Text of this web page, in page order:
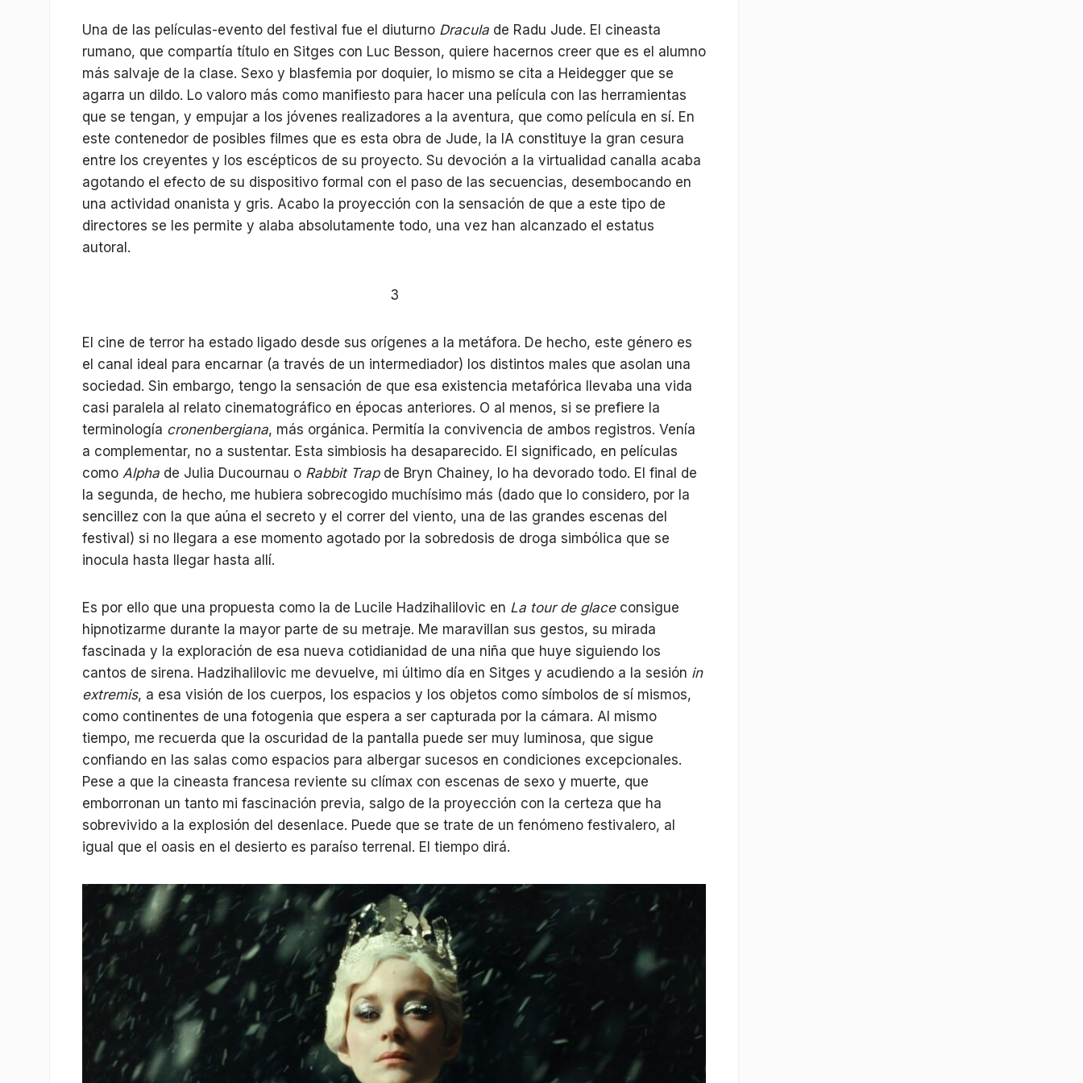
Una de las películas-evento del festival fue el diuturno Dracula de Radu Jude. El cineasta
rumano, que compartía título en Sitges con Luc Besson, quiere hacernos creer que es el alumno
más salvaje de la clase. Sexo y blasfemia por doquier, lo mismo se cita a Heidegger que se
agarra un dildo. Lo valoro más como manifiesto para hacer una película con las herramientas
que se tengan, y empujar a los jóvenes realizadores a la aventura, que como película en sí. En
este contenedor de posibles filmes que es esta obra de Jude, la IA constituye la gran cesura
entre los creyentes y los escépticos de su proyecto. Su devoción a la virtualidad canalla acaba
agotando el efecto de su dispositivo formal con el paso de las secuencias, desembocando en
una actividad onanista y gris. Acabo la proyección con la sensación de que a este tipo de
directores se les permite y alaba absolutamente todo, una vez han alcanzado el estatus
autoral.
3
El cine de terror ha estado ligado desde sus orígenes a la metáfora. De hecho, este género es
el canal ideal para encarnar (a través de un intermediador) los distintos males que asolan una
sociedad. Sin embargo, tengo la sensación de que esa existencia metafórica llevaba una vida
casi paralela al relato cinematográfico en épocas anteriores. O al menos, si se prefiere la
terminología cronenbergiana, más orgánica. Permitía la convivencia de ambos registros. Venía
a complementar, no a sustentar. Esta simbiosis ha desaparecido. El significado, en películas
como Alpha de Julia Ducournau o Rabbit Trapde Bryn Chainey, lo ha devorado todo. El final de
la segunda, de hecho, me hubiera sobrecogido muchísimo más (dado que lo considero, por la
sencillez con la que aúna el secreto y el correr del viento, una de las grandes escenas del
festival) si no llegara a ese momento agotado por la sobredosis de droga simbólica que se
inocula hasta llegar hasta allí.
Es por ello que una propuesta como la de Lucile Hadzihalilovic en La tour de glaceconsigue
hipnotizarme durante la mayor parte de su metraje. Me maravillan sus gestos, su mirada
fascinada y la exploración de esa nueva cotidianidad de una niña que huye siguiendo los
cantos de sirena. Hadzihalilovic me devuelve, mi último día en Sitges y acudiendo a la sesión in
extremis, a esa visión de los cuerpos, los espacios y los objetos como símbolos de sí mismos,
como continentes de una fotogenia que espera a ser capturada por la cámara. Al mismo
tiempo, me recuerda que la oscuridad de la pantalla puede ser muy luminosa, que sigue
confiando en las salas como espacios para albergar sucesos en condiciones excepcionales.
Pese a que la cineasta francesa reviente su clímax con escenas de sexo y muerte, que
emborronan un tanto mi fascinación previa, salgo de la proyección con la certeza que ha
sobrevivido a la explosión del desenlace. Puede que se trate de un fenómeno festivalero, al
igual que el oasis en el desierto es paraíso terrenal. El tiempo dirá.